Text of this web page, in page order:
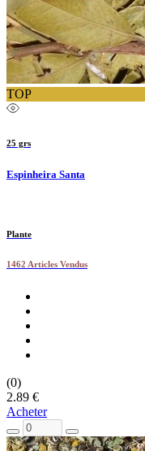
TOP
25 grs
Espinheira Santa
Plante
1462 Articles Vendus
(0)
2.89 €
Acheter